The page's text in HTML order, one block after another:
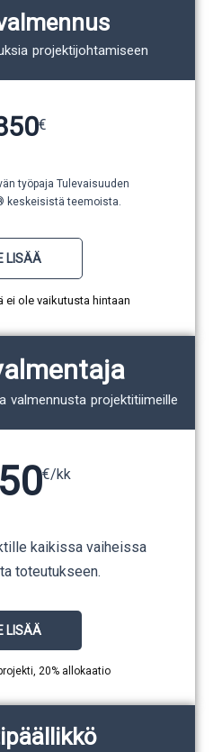
projektijohtamiseen
€
työpaja Tulevaisuuden
keskeisistä teemoista.
LISÄÄ
ei ole vaikutusta hintaan
valmennusta projektitiimeille
€/kk
kaikissa vaiheissa
toteutukseen.
LISÄÄ
20% allokaatio